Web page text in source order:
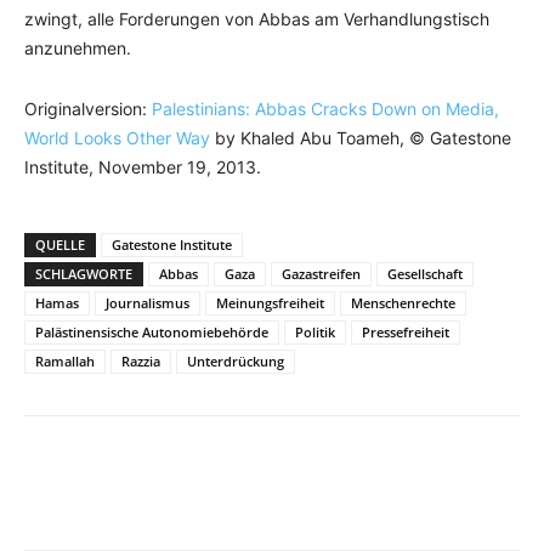
zwingt, alle Forderungen von Abbas am Verhandlungstisch
anzunehmen.
Originalversion: Palestinians: Abbas Cracks Down on Media,
World Looks Other Way by Khaled Abu Toameh, © Gatestone
Institute, November 19, 2013.
QUELLE
Gatestone Institute
SCHLAGWORTE
Abbas Gaza Gazastreifen
Gesellschaft
Hamas
Journalismus Meinungsfreiheit
Menschenrechte
Palästinensische Autonomiebehörde
Politik
Pressefreiheit
Ramallah
Razzia Unterdrückung